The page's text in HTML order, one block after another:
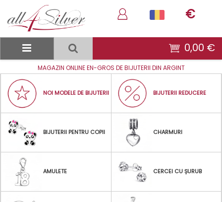
€
0,00 €
MAGAZIN ONLINE EN-GROS DE BIJUTERII DIN ARGINT
NOI MODELE DE BIJUTERII BIJUTERII REDUCERE
BIJUTERII PENTRU COPII CHARMURI
AMULETE CERCEI CU ȘURUB